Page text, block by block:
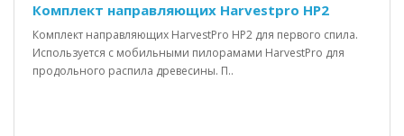
Комплект направляющих Harvestpro HP2
Комплект направляющих HarvestPro HP2 для первого спила.
Используется с мобильными пилорамами HarvestPro для
продольного распила древесины. П..